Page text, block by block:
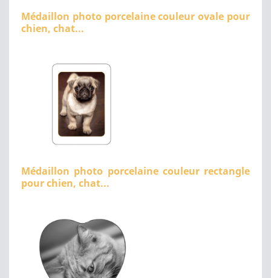
Médaillon photo porcelaine couleur ovale pour
chien, chat...
Médaillon photo porcelaine couleur rectangle
pour chien, chat...